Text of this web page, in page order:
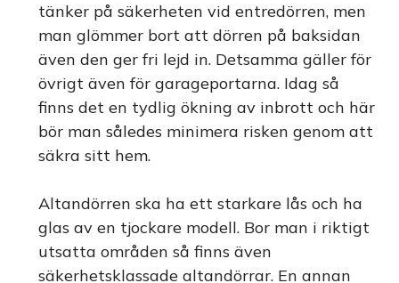
tänker på säkerheten vid entredörren, men
man glömmer bort att dörren på baksidan
även den ger fri lejd in. Detsamma gäller för
övrigt även för garageportarna. Idag så
finns det en tydlig ökning av inbrott och här
bör man således minimera risken genom att
säkra sitt hem.
Altandörren ska ha ett starkare lås och ha
glas av en tjockare modell. Bor man i riktigt
utsatta områden så finns även
säkerhetsklassade altandörrar. En annan